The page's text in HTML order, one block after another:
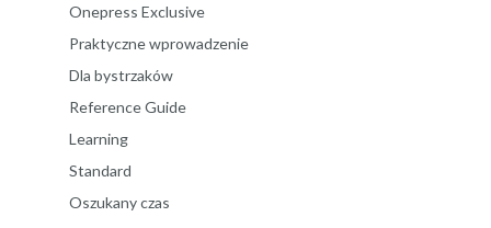
Onepress Exclusive
Praktyczne wprowadzenie
Dla bystrzaków
Reference Guide
Learning
Standard
Oszukany czas